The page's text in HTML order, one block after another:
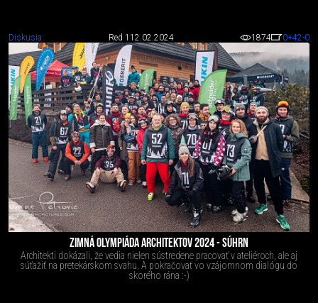
Diskusia Red 1 12.02.2024 1874 0+42-0
ZIMNÁ OLYMPIÁDA ARCHITEKTOV 2024 - SÚHRN
Architekti dokázali, že vedia nielen sústredene pracovať v ateliéroch, ale aj
súťažiť na pretekárskom svahu. A pokračovať vo vzájomnom dialógu do
skorého rána :-)